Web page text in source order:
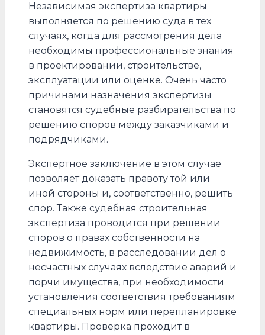
Независимая экспертиза квартиры
выполняется по решению суда в тех
случаях, когда для рассмотрения дела
необходимы профессиональные знания
в проектировании, строительстве,
эксплуатации или оценке. Очень часто
причинами назначения экспертизы
становятся судебные разбирательства по
решению споров между заказчиками и
подрядчиками.
Экспертное заключение в этом случае
позволяет доказать правоту той или
иной стороны и, соответственно, решить
спор. Также судебная строительная
экспертиза проводится при решении
споров о правах собственности на
недвижимость, в расследовании дел о
несчастных случаях вследствие аварий и
порчи имущества, при необходимости
установления соответствия требованиям
специальных норм или перепланировке
квартиры. Проверка проходит в